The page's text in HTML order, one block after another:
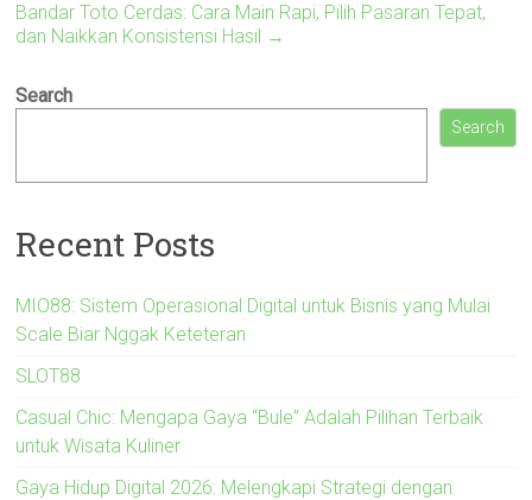
Bandar Toto Cerdas: Cara Main Rapi, Pilih Pasaran Tepat,
dan Naikkan Konsistensi Hasil →
Search
Search
Recent Posts
MIO88: Sistem Operasional Digital untuk Bisnis yang Mulai
Scale Biar Nggak Keteteran
SLOT88
Casual Chic: Mengapa Gaya “Bule” Adalah Pilihan Terbaik
untuk Wisata Kuliner
Gaya Hidup Digital 2026: Melengkapi Strategi dengan